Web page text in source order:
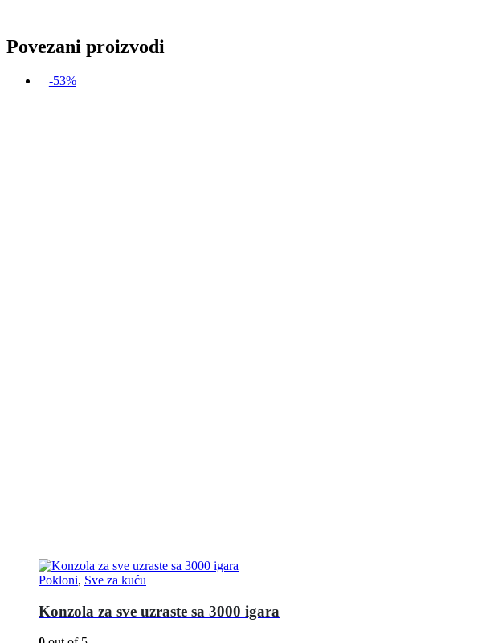
Povezani proizvodi
-53%
Pokloni, Sve za kuću
Konzola za sve uzraste sa 3000 igara